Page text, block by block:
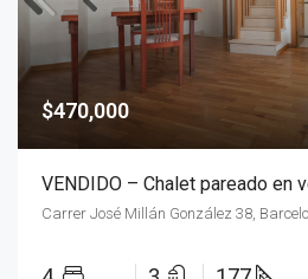
$470,000
VENDIDO – Chalet pareado en
Carrer José Millán González 38,